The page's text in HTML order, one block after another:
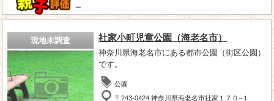
－
現地未調査 社家小町児童公園（海老名市）
神奈川県海老名市にある都市公園（街区公園）
です。
公園
〒243-0424 神奈川県海老名市社家１７０−１